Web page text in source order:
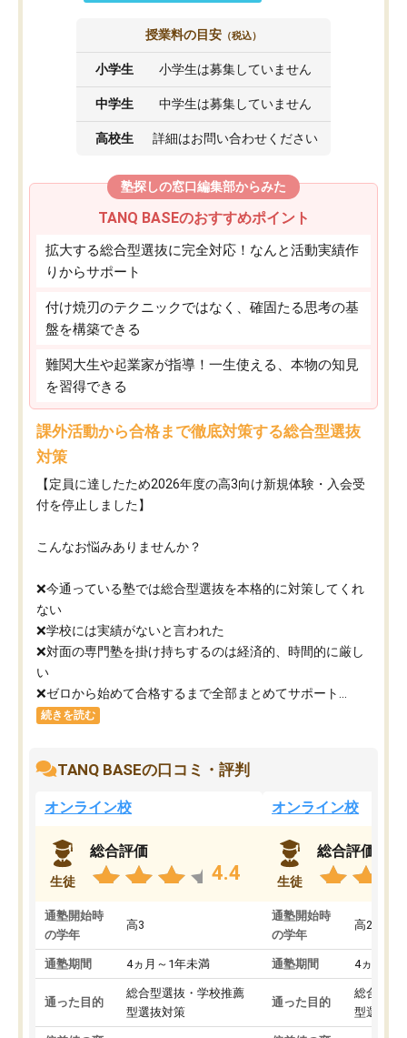
授業料の目安 （税込）
小学生 小学生は募集していません
中学生 中学生は募集していません
高校生 詳細はお問い合わせください
塾探しの窓口編集部からみた
TANQ BASEのおすすめポイント
拡大する総合型選抜に完全対応！なんと活動実績作
りからサポート
付け焼刃のテクニックではなく、確固たる思考の基
盤を構築できる
難関大生や起業家が指導！一生使える、本物の知見
を習得できる
課外活動から合格まで徹底対策する総合型選抜
対策
【定員に達したため2026年度の高3向け新規体験・入会受
付を停止しました】
こんなお悩みありませんか？
❌今通っている塾では総合型選抜を本格的に対策してくれ
ない
❌学校には実績がないと言われた
❌対面の専門塾を掛け持ちするのは経済的、時間的に厳し
い
❌ゼロから始めて合格するまで全部まとめてサポート...
続きを読む
TANQ BASEの口コミ・評判
オンライン校
生徒
総合評価
4.4
通塾開始時
の学年
高3
通塾期間 4ヵ月～1年未満
通った目的
総合型選抜・学校推薦
型選抜対策
オンライン校
生徒
総合評価
通塾開始時
の学年
高2
通塾期間 4ヵ月～1
通った目的
総合型選
型選抜対